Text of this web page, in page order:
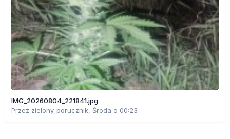
IMG_20260804_221841.jpg
Przez zielony_porucznik, Środa o 00:23